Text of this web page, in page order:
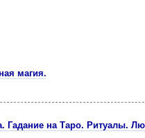
магия.
Гадание на Таро. Ритуалы.